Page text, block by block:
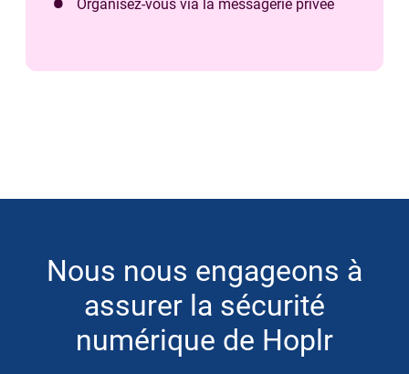
Organisez-vous via la messagerie privée
Nous nous engageons à
assurer la sécurité
numérique de Hoplr